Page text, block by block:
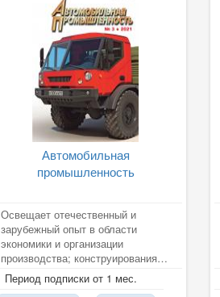
Автомобильная
промышленность
Освещает отечественный и
зарубежный опыт в области
экономики и организации
производства; конструирования,
испытаний и обслуживания
автомототехники;...
Период подписки от 1 мес.